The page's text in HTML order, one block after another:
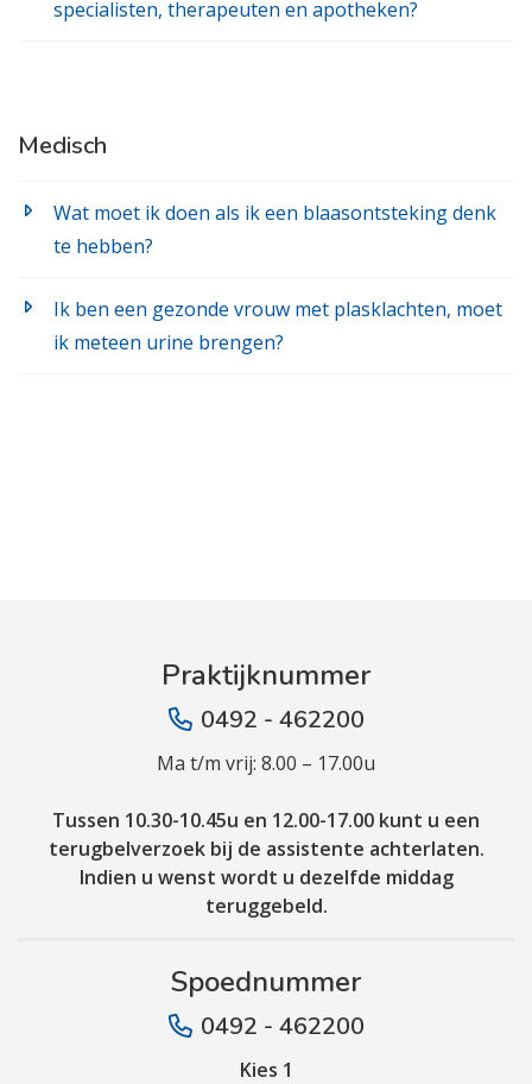
specialisten, therapeuten en apotheken?
Medisch
Wat moet ik doen als ik een blaasontsteking denk
te hebben?
Ik ben een gezonde vrouw met plasklachten, moet
ik meteen urine brengen?
Praktijknummer
0492 - 462200
Ma t/m vrij: 8.00 – 17.00u
Tussen 10.30-10.45u en 12.00-17.00 kunt u een
terugbelverzoek bij de assistente achterlaten.
Indien u wenst wordt u dezelfde middag
teruggebeld.
Spoednummer
0492 - 462200
Kies 1